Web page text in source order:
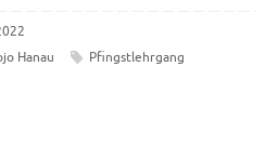
Hanau Pfingstlehrgang